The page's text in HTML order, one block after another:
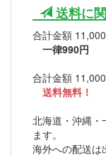
送料に
合計金額
一律990円
合計金額
送料無料！
北海道・沖縄・
ます。
海外への配送は